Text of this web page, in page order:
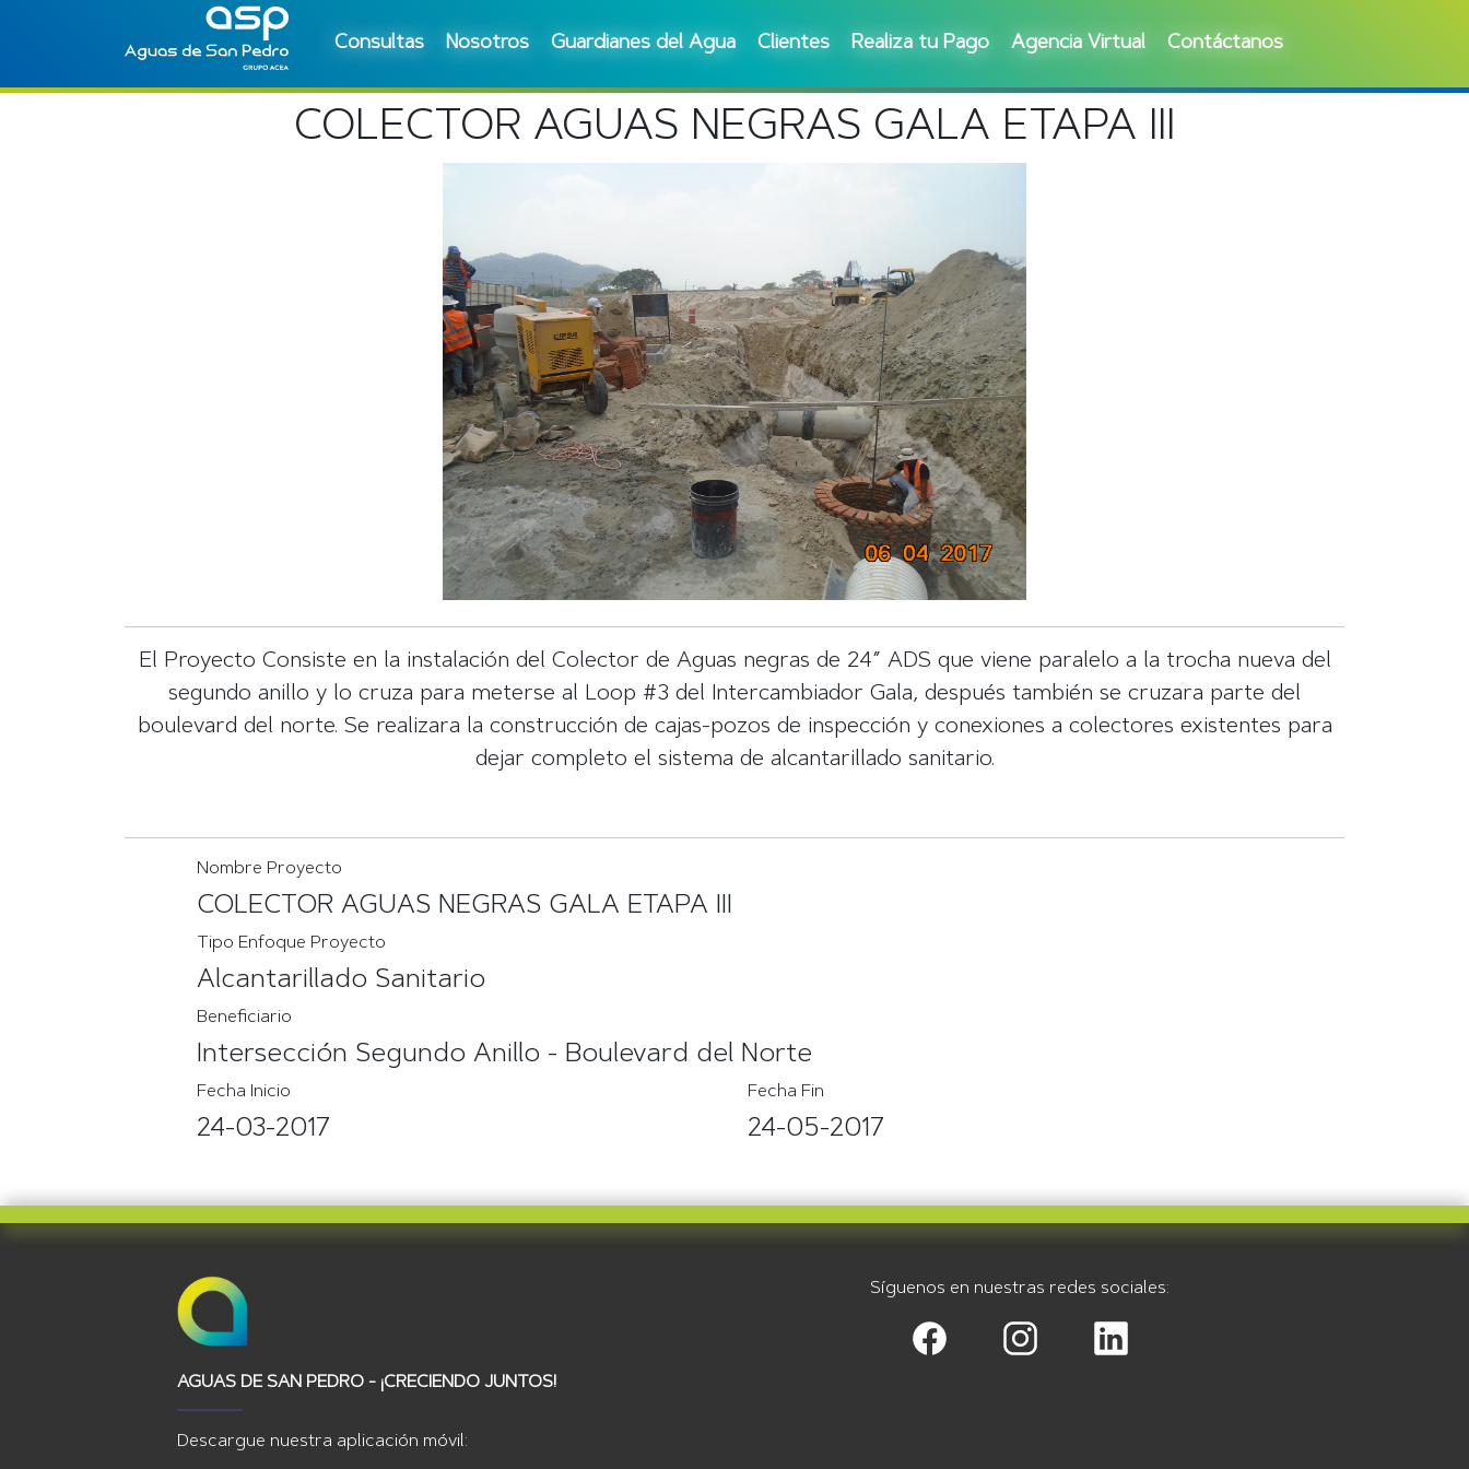
Consultas Nosotros Guardianes del Agua Clientes Realiza tu Pago Agencia Virtual Contáctanos
COLECTOR AGUAS NEGRAS GALA ETAPA III
El Proyecto Consiste en la instalación del Colector de Aguas negras de 24” ADS que viene paralelo a la trocha nueva del
segundo anillo y lo cruza para meterse al Loop #3 del Intercambiador Gala, después también se cruzara parte del
boulevard del norte. Se realizara la construcción de cajas-pozos de inspección y conexiones a colectores existentes para
dejar completo el sistema de alcantarillado sanitario.
Nombre Proyecto
COLECTOR AGUAS NEGRAS GALA ETAPA III
Tipo Enfoque Proyecto
Alcantarillado Sanitario
Beneficiario
Intersección Segundo Anillo - Boulevard del Norte
Fecha Inicio
24-03-2017
Fecha Fin
24-05-2017
AGUAS DE SAN PEDRO - ¡CRECIENDO JUNTOS!
Descargue nuestra aplicación móvil:
Síguenos en nuestras redes sociales: